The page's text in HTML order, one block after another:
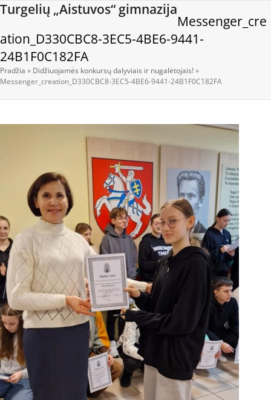
Skip
content
Turgelių „Aistuvos“ gimnazija
Open
mobile
menu
Close
mobile
menu
Messenger_cre
ation_D330CBC8-3EC5-4BE6-9441-
24B1F0C182FA
Pradžia » Didžiuojamės konkursų dalyviais ir nugalėtojais!»
Messenger_creation_D330CBC8-3EC5-4BE6-9441-24B1F0C182FA